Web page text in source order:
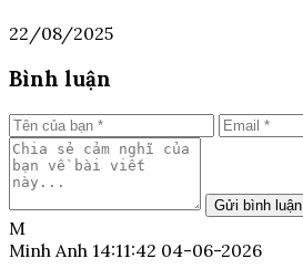
22/08/2025
Bình luận
Gửi bình luận
M
Minh Anh 14:11:42 04-06-2026